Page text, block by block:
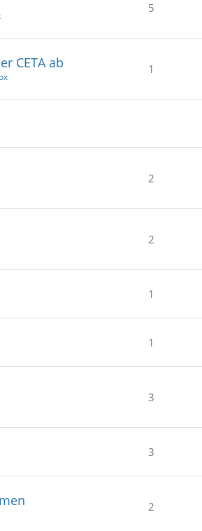
5
CETA ab 1
2
2
1
1
3
3
2